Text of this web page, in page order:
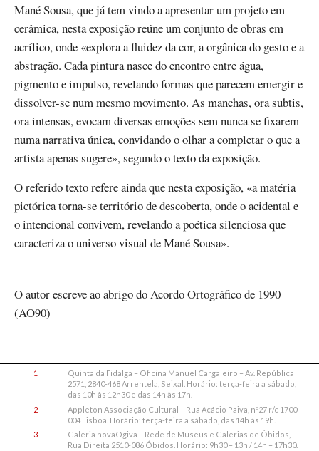
Mané Sousa, que já tem vindo a apresentar um projeto em
cerâmica, nesta exposição reúne um conjunto de obras em
acrílico, onde «explora a fluidez da cor, a orgânica do gesto e a
abstração. Cada pintura nasce do encontro entre água,
pigmento e impulso, revelando formas que parecem emergir e
dissolver-se num mesmo movimento. As manchas, ora subtis,
ora intensas, evocam diversas emoções sem nunca se fixarem
numa narrativa única, convidando o olhar a completar o que a
artista apenas sugere», segundo o texto da exposição.
O referido texto refere ainda que nesta exposição, «a matéria
pictórica torna-se território de descoberta, onde o acidental e
o intencional convivem, revelando a poética silenciosa que
caracteriza o universo visual de Mané Sousa».
O autor escreve ao abrigo do Acordo Ortográfico de 1990
(AO90)
1
Quinta da Fidalga – Oficina Manuel Cargaleiro – Av. República
2571, 2840-468 Arrentela, Seixal. Horário: terça-feira a sábado,
das 10h às 12h30 e das 14h às 17h.
2
Appleton Associação Cultural – Rua Acácio Paiva, nº27 r/c 1700-
004 Lisboa. Horário: terça-feira a sábado, das 14h às 19h.
3
Galeria novaOgiva – Rede de Museus e Galerias de Óbidos,
Rua Direita 2510-086 Óbidos. Horário: 9h30 – 13h / 14h – 17h30.